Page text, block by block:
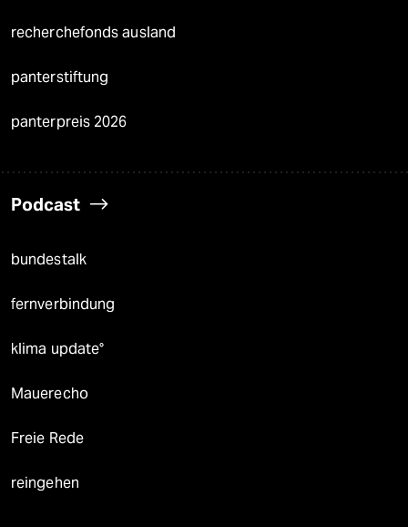
recherchefonds ausland
panterstiftung
panterpreis 2026
Podcast
bundestalk
fernverbindung
klima update°
Mauerecho
Freie Rede
reingehen